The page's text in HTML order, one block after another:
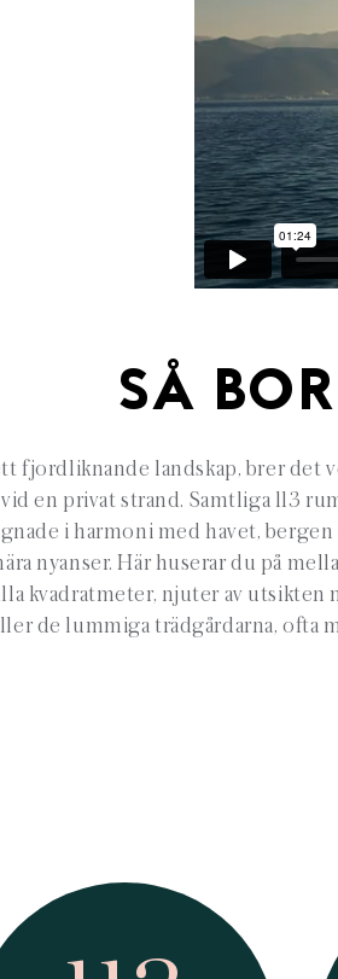
SÅ
fjordliknande landskap, brer det
en privat strand. Samtliga 113
i harmoni med havet,
nyanser. Här huserar du på
kvadratmeter, njuter av
de lummiga trädgårdarna, ofta